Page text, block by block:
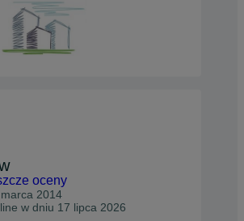
oceny
marca 2014
w dniu 17 lipca 2026